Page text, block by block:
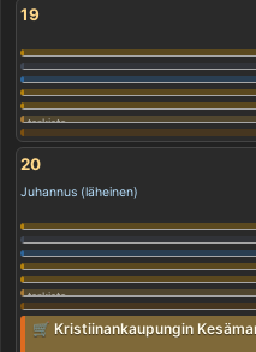
19
20
Juhannus (läheinen)
🛒 Kristiinankaupungin